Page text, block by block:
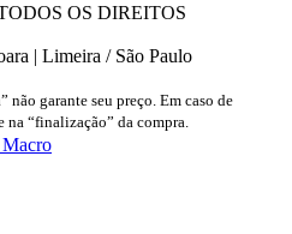
OS DIREITOS
| Limeira / São Paulo
não garante seu preço. Em caso de
“finalização” da compra.